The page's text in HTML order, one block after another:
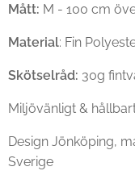
Mått: M - 100 cm
Material: Fin
Skötselråd: 30g
Miljövänligt &
Design Jönköping,
Sverige